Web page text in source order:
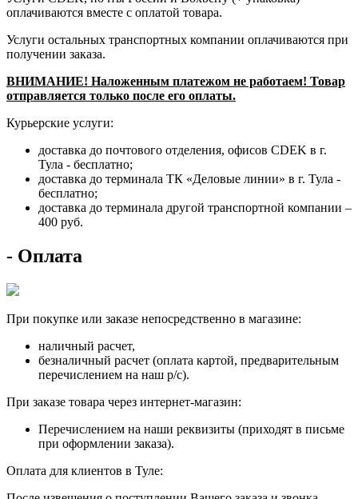
оплачиваются вместе с оплатой товара.
Услуги остальных транспортных компании оплачиваются при
получении заказа.
ВНИМАНИЕ! Наложенным платежом не работаем! Товар
отправляется только после его оплаты.
Курьерские услуги:
доставка до почтового отделения, офисов CDEK в г.
Тула - бесплатно;
доставка до терминала ТК «Деловые линии» в г. Тула -
бесплатно;
доставка до терминала другой транспортной компании –
400 руб.
- Оплата
При покупке или заказе непосредственно в магазине:
наличный расчет,
безналичный расчет (оплата картой, предварительным
перечислением на наш р/с).
При заказе товара через интернет-магазин:
Перечислением на наши реквизиты (приходят в письме
при оформлении заказа).
Оплата для клиентов в Туле: